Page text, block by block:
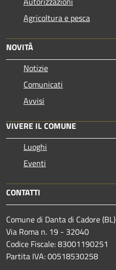
Agricoltura e pesca
NOVITÀ
Notizie
Comunicati
Avvisi
VIVERE IL COMUNE
Luoghi
Eventi
CONTATTI
Comune di Danta di Cadore (BL)
Via Roma n. 19 - 32040
Codice Fiscale: 83001190251
Partita IVA: 00518530258